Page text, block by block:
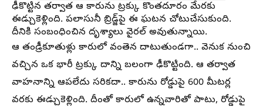
ఢీకొట్టిన తర్వాత ఆ కారును ట్రక్కు కొంతదూరం మేరకు
ఈడ్చుకెళ్లింది. పలాసునీ బ్రిడ్జ్‌పై ఈ ఘటన చోటుచేసుకుంది.
దీనికి సంబంధించిన దృశ్యాలు వైరల్ అవుతున్నాయి.
ఆ తండ్రీకూతుళ్లు కారులో వంతెన దాటుతుండగా.. వెనుక నుంచి
వచ్చిన ఒక భారీ ట్రక్కు దాన్ని బలంగా ఢీకొట్టింది. ఆ తర్వాత
వాహనాన్ని ఆపలేదు సరికదా.. కారును రోడ్డుపై 600 మీటర్ల
వరకు ఈడ్చుకెళ్లింది. దీంతో కారులో ఉన్నవారితో పాటు, రోడ్డుపై